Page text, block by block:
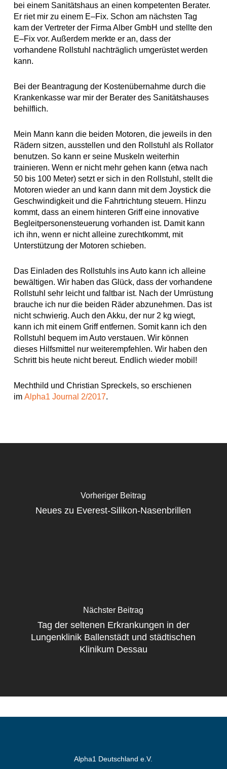
bei einem Sanitätshaus an einen kompetenten Berater.
Er riet mir zu einem E–Fix. Schon am nächsten Tag
kam der Vertreter der Firma Alber GmbH und stellte den
E–Fix vor. Außerdem merkte er an, dass der
vorhandene Rollstuhl nachträglich umgerüstet werden
kann.
Bei der Beantragung der Kostenübernahme durch die
Krankenkasse war mir der Berater des Sanitätshauses
behilflich.
Mein Mann kann die beiden Motoren, die jeweils in den
Rädern sitzen, ausstellen und den Rollstuhl als Rollator
benutzen. So kann er seine Muskeln weiterhin
trainieren. Wenn er nicht mehr gehen kann (etwa nach
50 bis 100 Meter) setzt er sich in den Rollstuhl, stellt die
Motoren wieder an und kann dann mit dem Joystick die
Geschwindigkeit und die Fahrtrichtung steuern. Hinzu
kommt, dass an einem hinteren Griff eine innovative
Begleitpersonensteuerung vorhanden ist. Damit kann
ich ihn, wenn er nicht alleine zurechtkommt, mit
Unterstützung der Motoren schieben.
Das Einladen des Rollstuhls ins Auto kann ich alleine
bewältigen. Wir haben das Glück, dass der vorhandene
Rollstuhl sehr leicht und faltbar ist. Nach der Umrüstung
brauche ich nur die beiden Räder abzunehmen. Das ist
nicht schwierig. Auch den Akku, der nur 2 kg wiegt,
kann ich mit einem Griff entfernen. Somit kann ich den
Rollstuhl bequem im Auto verstauen. Wir können
dieses Hilfsmittel nur weiterempfehlen. Wir haben den
Schritt bis heute nicht bereut. Endlich wieder mobil!
Mechthild und Christian Spreckels, so erschienen
im Alpha1 Journal 2/2017.
Vorheriger Beitrag
Neues zu Everest-Silikon-Nasenbrillen
Nächster Beitrag
Tag der seltenen Erkrankungen in der
Lungenklinik Ballenstädt und städtischen
Klinikum Dessau
Alpha1 Deutschland e.V.